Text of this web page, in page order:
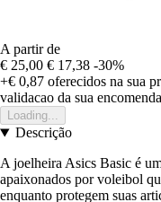
A partir de
€ 25,00 € 17,38 -30%
+€ 0,87 oferecidos na sua
validacao da sua encomenda
Loading...
Descrição
A joelheira Asics Basic é
apaixonados por voleibol
enquanto protegem suas